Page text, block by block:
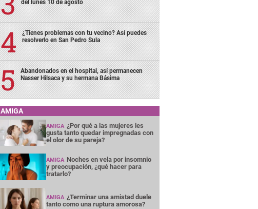
del lunes 10 de agosto
¿Tienes problemas con tu vecino? Así puedes
resolverlo en San Pedro Sula
Abandonados en el hospital, así permanecen
Nasser Hilsaca y su hermana Básima
AMIGA
AMIGA ¿Por qué a las mujeres les
gusta tanto quedar impregnadas con
el olor de su pareja?
AMIGA Noches en vela por insomnio
y preocupación, ¿qué hacer para
tratarlo?
AMIGA ¿Terminar una amistad duele
tanto como una ruptura amorosa?